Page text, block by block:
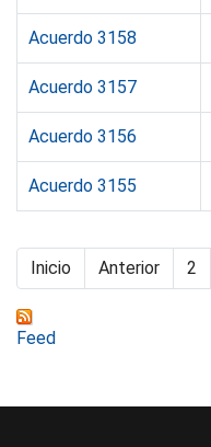
Acuerdo 3158
Acuerdo 3157
Acuerdo 3156
Acuerdo 3155
Inicio Anterior 2
Feed